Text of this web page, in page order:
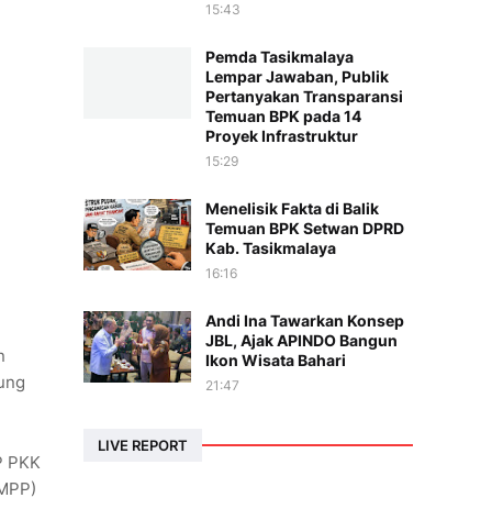
PKK
15:43
Pemda Tasikmalaya
Lempar Jawaban, Publik
Pertanyakan Transparansi
Temuan BPK pada 14
Proyek Infrastruktur
15:29
Menelisik Fakta di Balik
Temuan BPK Setwan DPRD
Kab. Tasikmalaya
16:16
Andi Ina Tawarkan Konsep
JBL, Ajak APINDO Bangun
Ikon Wisata Bahari
21:47
LIVE REPORT